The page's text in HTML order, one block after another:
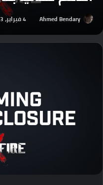
Ahmed Bendary 4 فبراير، 2023